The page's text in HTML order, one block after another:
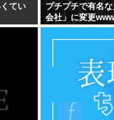
てい
プチプチで有名
会社」に変更www